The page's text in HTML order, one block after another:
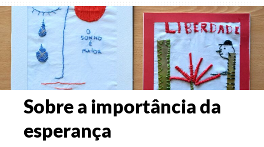
Sobre a importância da
esperança